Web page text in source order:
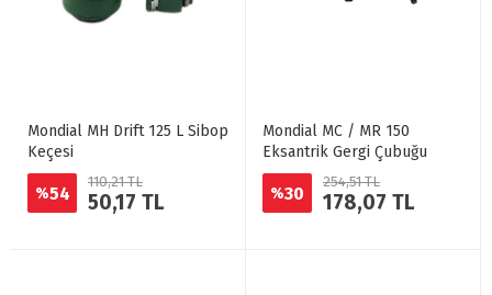
Mondial MH Drift 125 L Sibop
Keçesi
%54
110,21 TL
50,17 TL
Mondial MC / MR 150
Eksantrik Gergi Çubuğu
Takım
%30
254,51 TL
178,07 TL